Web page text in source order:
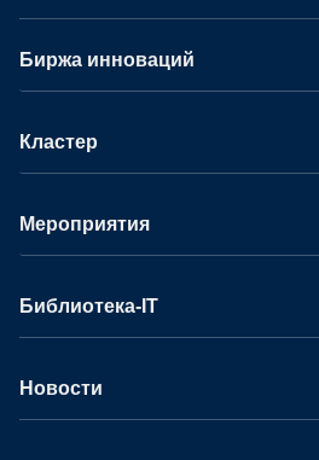
Биржа инноваций
Кластер
Мероприятия
Библиотека-IT
Новости